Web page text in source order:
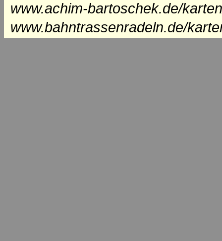
www.achim-bartoschek.de/
www.bahntrassenradeln.de/